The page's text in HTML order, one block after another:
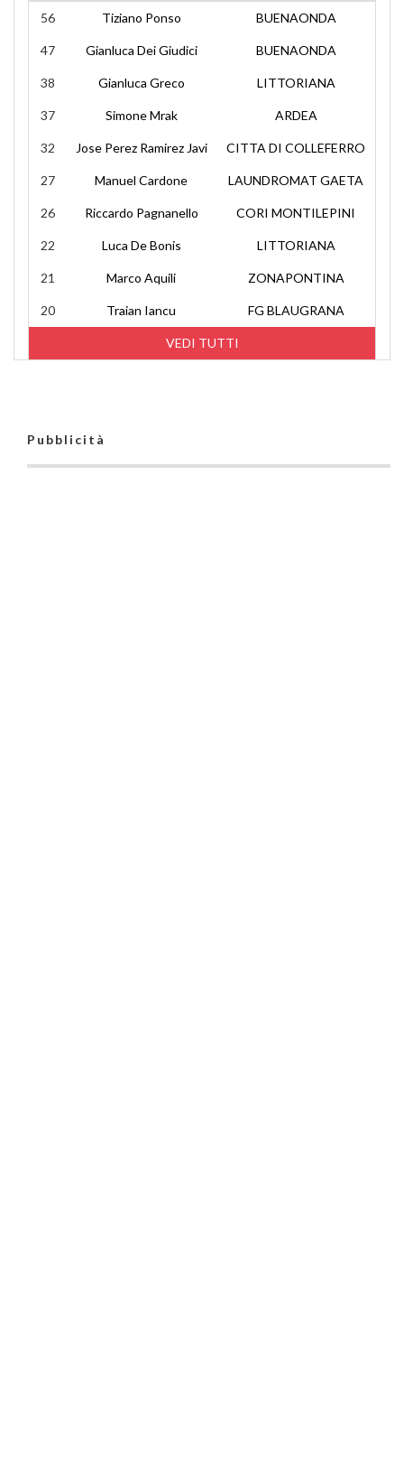
VEDI TUTTI
56 Tiziano Ponso BUENAONDA
47 Gianluca Dei Giudici BUENAONDA
38 Gianluca Greco LITTORIANA
37 Simone Mrak ARDEA
32 Jose Perez Ramirez Javi CITTA DI COLLEFERRO
27 Manuel Cardone LAUNDROMAT GAETA
26 Riccardo Pagnanello CORI MONTILEPINI
22 Luca De Bonis LITTORIANA
21 Marco Aquili ZONAPONTINA
20 Traian Iancu FG BLAUGRANA
Pubblicità